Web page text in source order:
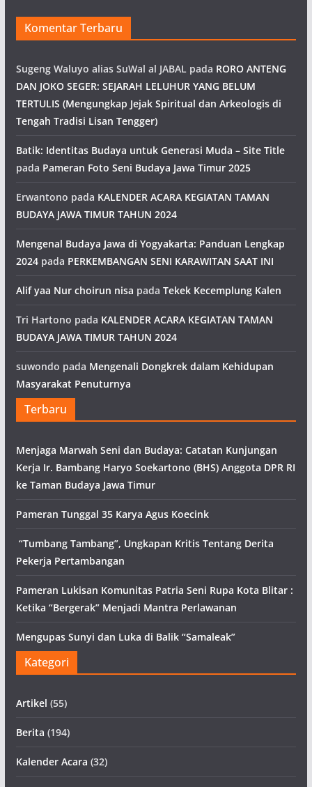
Komentar Terbaru
Sugeng Waluyo alias SuWal al JABAL pada RORO ANTENG
DAN JOKO SEGER: SEJARAH LELUHUR YANG BELUM
TERTULIS (Mengungkap Jejak Spiritual dan Arkeologis di
Tengah Tradisi Lisan Tengger)
Batik: Identitas Budaya untuk Generasi Muda – Site Title
pada Pameran Foto Seni Budaya Jawa Timur 2025
Erwantono pada KALENDER ACARA KEGIATAN TAMAN
BUDAYA JAWA TIMUR TAHUN 2024
Mengenal Budaya Jawa di Yogyakarta: Panduan Lengkap
2024pada PERKEMBANGAN SENI KARAWITAN SAAT INI
Alif yaa Nur choirun nisa pada Tekek Kecemplung Kalen
Tri Hartono pada KALENDER ACARA KEGIATAN TAMAN
BUDAYA JAWA TIMUR TAHUN 2024
suwondo pada Mengenali Dongkrek dalam Kehidupan
Masyarakat Penuturnya
Terbaru
Menjaga Marwah Seni dan Budaya: Catatan Kunjungan
Kerja Ir. Bambang Haryo Soekartono (BHS) Anggota DPR RI
ke Taman Budaya Jawa Timur
Pameran Tunggal 35 Karya Agus Koecink
“Tumbang Tambang”, Ungkapan Kritis Tentang Derita
Pekerja Pertambangan
Pameran Lukisan Komunitas Patria Seni Rupa Kota Blitar :
Ketika “Bergerak” Menjadi Mantra Perlawanan
Mengupas Sunyi dan Luka di Balik “Samaleak”
Kategori
Artikel (55)
Berita (194)
Kalender Acara (32)